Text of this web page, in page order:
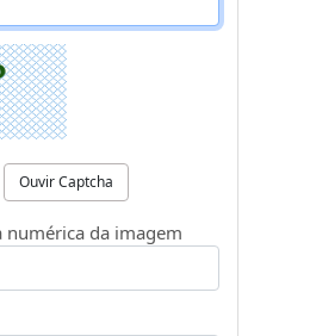
Ouvir Captcha
numérica da imagem